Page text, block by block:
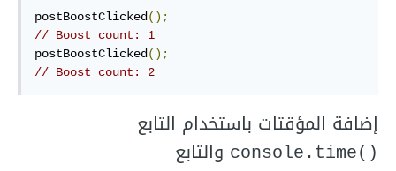
postBoostClicked ();
// Boost count: 1
postBoostClicked ();
// Boost count: 2
إضافة المؤقتات باستخدام التابع
()console.time والتابع